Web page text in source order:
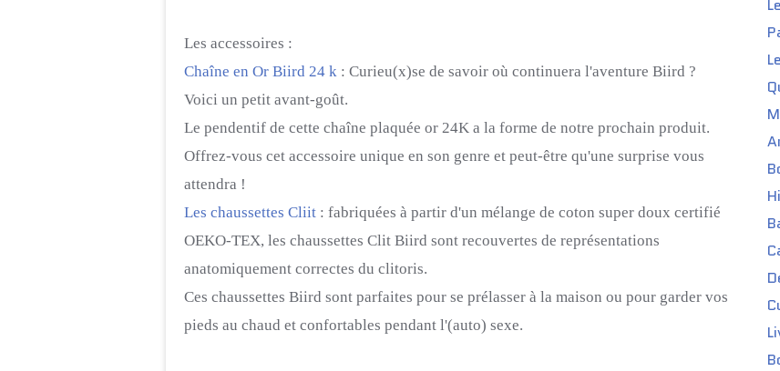
Les accessoires :
Chaîne en Or Biird 24 k : Curieu(x)se de savoir où continuera l'aventure Biird ?
Voici un petit avant-goût.
Le pendentif de cette chaîne plaquée or 24K a la forme de notre prochain produit.
Offrez-vous cet accessoire unique en son genre et peut-être qu'une surprise vous
attendra !
Les chaussettes Cliit : fabriquées à partir d'un mélange de coton super doux certifié
OEKO-TEX, les chaussettes Clit Biird sont recouvertes de représentations
anatomiquement correctes du clitoris.
Ces chaussettes Biird sont parfaites pour se prélasser à la maison ou pour garder vos
pieds au chaud et confortables pendant l'(auto) sexe.